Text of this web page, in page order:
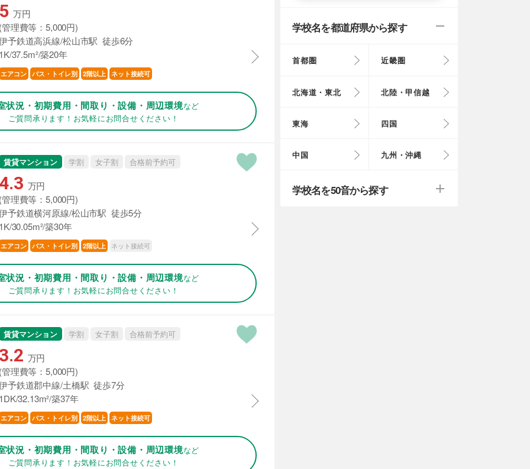
万円
理費等：5,000円)
予鉄道高浜線/松山市駅 徒歩6分
37.5m²/築20年
エアコン バス・トイレ別 2階以上 ネット接続可
状況・初期費用・間取り・設備・周辺環境など
ご質問承ります！お気軽にお問合せください！
賃貸マンション 学割 女子割 合格前予約可
万円
理費等：5,000円)
予鉄道横河原線/松山市駅 徒歩5分
30.05m²/築30年
エアコン バス・トイレ別 2階以上 ネット接続可
状況・初期費用・間取り・設備・周辺環境など
ご質問承ります！お気軽にお問合せください！
賃貸マンション 学割 女子割 合格前予約可
万円
理費等：5,000円)
予鉄道郡中線/土橋駅 徒歩7分
32.13m²/築37年
エアコン バス・トイレ別 2階以上 ネット接続可
状況・初期費用・間取り・設備・周辺環境など
ご質問承ります！お気軽にお問合せください！
学校名を都道府県から探す
首都圏 近畿圏
北海道・東北 北陸・甲信越
東海 四国
中国 九州・沖縄
学校名を50音から探す